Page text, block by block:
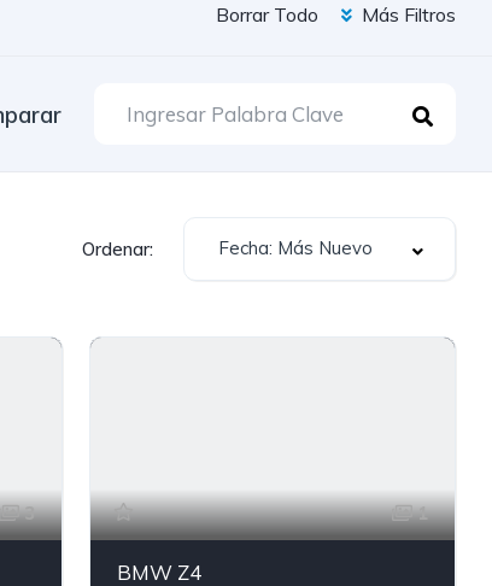
Borrar Todo Más Filtros
Ordenar: Fecha: Más Nuevo
3 1
BMW Z4